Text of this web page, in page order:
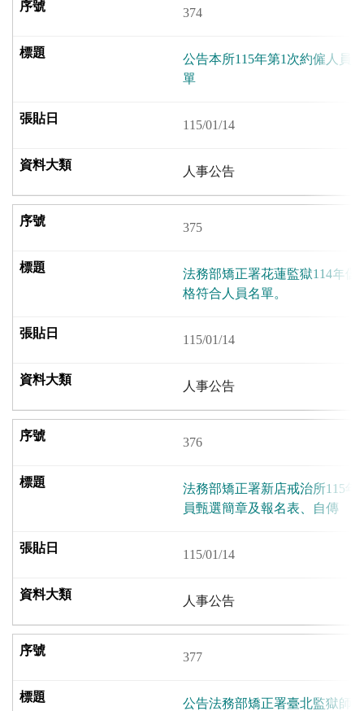
374
公告本所115年第1次約僱人員
單
115/01/14
人事公告
375
法務部矯正署花蓮監獄114年
格符合人員名單。
115/01/14
人事公告
376
法務部矯正署新店戒治所115
員甄選簡章及報名表、自傳
115/01/14
人事公告
377
公告法務部矯正署臺北監獄師(